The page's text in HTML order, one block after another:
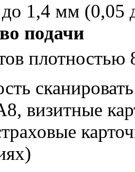
до 1,4 мм
подачи
плотностью
визитные